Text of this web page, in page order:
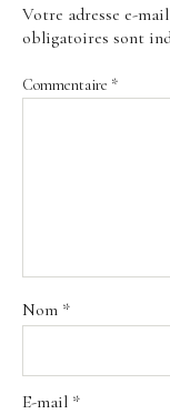
Votre adresse e-
obligatoires sont
Commentaire *
Nom *
E-mail *